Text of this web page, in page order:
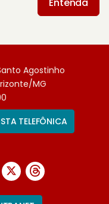
Agostinho
MG
TELEFÔNICA